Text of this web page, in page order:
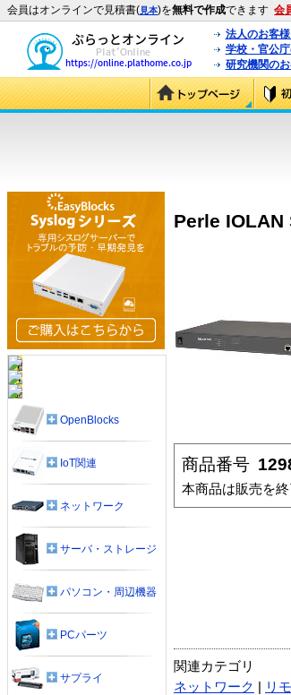
会員はオンラインで見積書(見本)を無料で作成できます 会
法人のお客
学校・官公
研究機関の
Perle IOLAN
商品番号
本商品は販売を
関連カテゴリ
ネットワーク
リ
OpenBlocks
IoT関連
ネットワーク
サーバ・ストレージ
パソコン・周辺機器
PCパーツ
サプライ